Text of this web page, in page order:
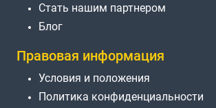
Стать нашим партнером
Блог
Правовая информация
Условия и положения
Политика конфиденциальности